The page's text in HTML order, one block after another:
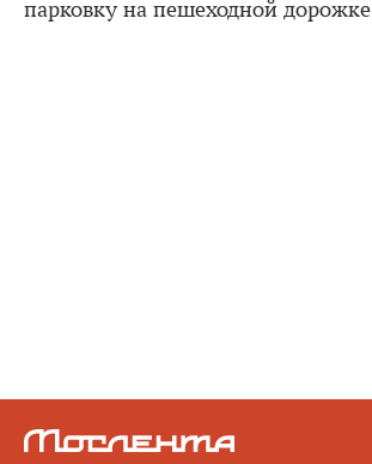
парковку на пешеходной дорожке